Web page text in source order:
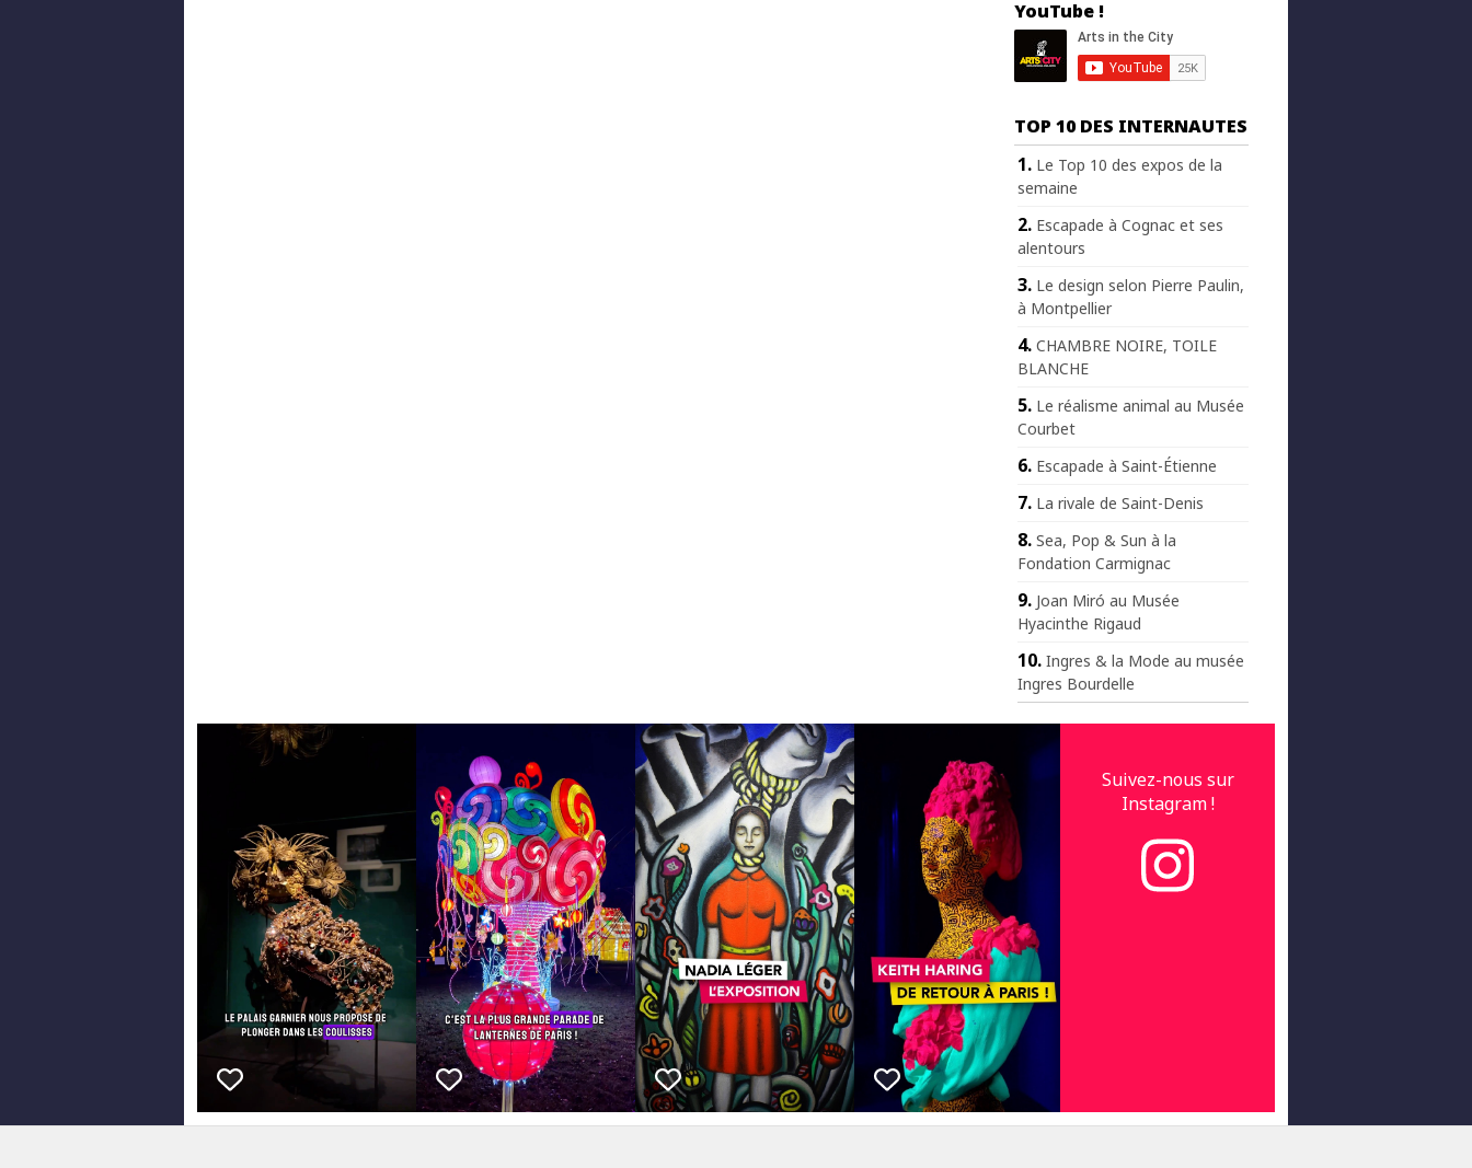
YouTube !
TOP 10 DES INTERNAUTES
Le Top 10 des expos de la
semaine
Escapade à Cognac et ses
alentours
Le design selon Pierre Paulin,
à Montpellier
CHAMBRE NOIRE, TOILE
BLANCHE
Le réalisme animal au Musée
Courbet
Escapade à Saint-Étienne
La rivale de Saint-Denis
Sea, Pop & Sun à la
Fondation Carmignac
Joan Miró au Musée
Hyacinthe Rigaud
Ingres & la Mode au musée
Ingres Bourdelle
Suivez-nous sur
Instagram !